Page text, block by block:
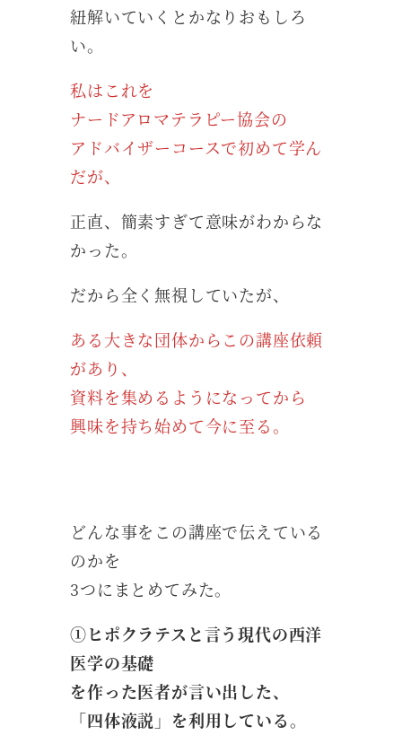
紐解いていくとかなりおもしろ
い。
私はこれを
ナードアロマテラピー協会の
アドバイザーコースで初めて学ん
だが、
正直、簡素すぎて意味がわからな
かった。
だから全く無視していたが、
ある大きな団体からこの講座依頼
があり、
資料を集めるようになってから
興味を持ち始めて今に至る。
どんな事をこの講座で伝えている
のかを
3つにまとめてみた。
①ヒポクラテスと言う現代の西洋
医学の基礎
を作った医者が言い出した、
「四体液説」を利用している。